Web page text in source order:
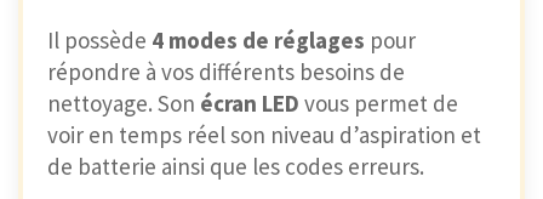
Il possède 4 modes de réglages pour
répondre à vos différents besoins de
nettoyage. Son écran LED vous permet de
voir en temps réel son niveau d’aspiration et
de batterie ainsi que les codes erreurs.